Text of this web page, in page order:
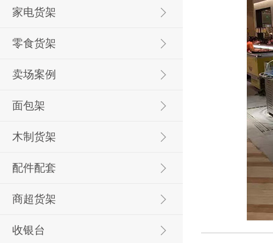
家电货架
零食货架
卖场案例
面包架
木制货架
配件配套
商超货架
收银台